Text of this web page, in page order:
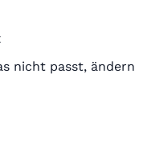
nicht passt, ändern